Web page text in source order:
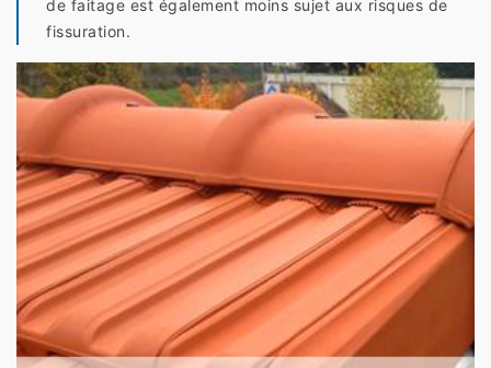
de faitage est également moins sujet aux risques de
fissuration.